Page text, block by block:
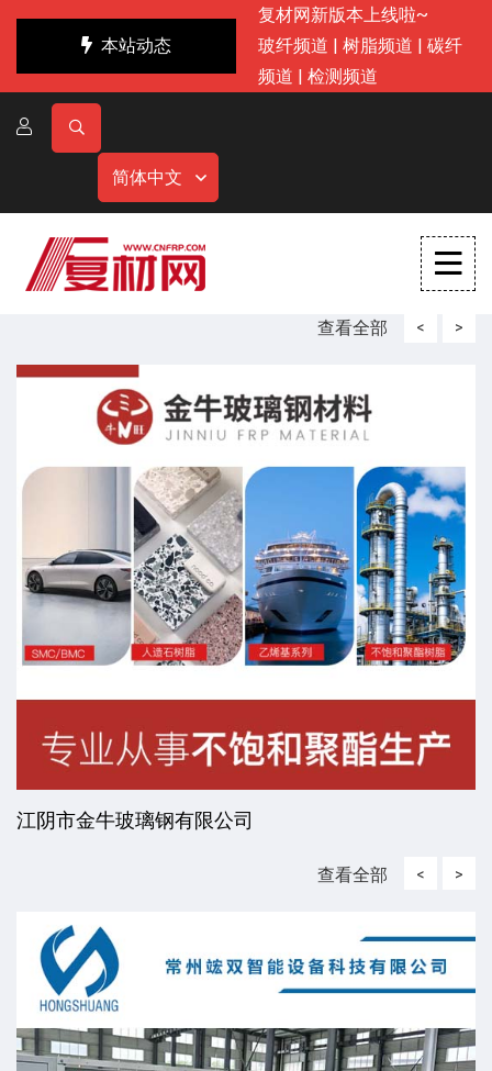
本站动态
复材网新版本上线啦~
玻纤频道 | 树脂频道 | 碳纤
频道 | 检测频道
简体中文
查看全部 <
江阴市金牛玻璃钢有限公司
>
查看全部 < >